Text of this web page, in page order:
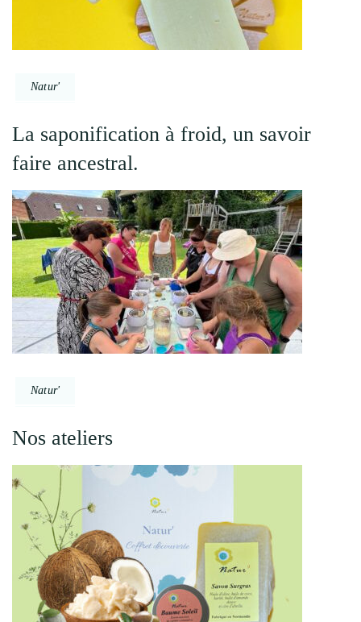
Natur'
La saponification à froid, un savoir
faire ancestral.
Natur'
Nos ateliers